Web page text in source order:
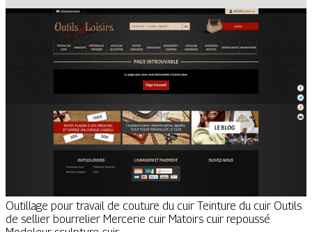
Outillage pour travail de couture du cuir Teinture du cuir Outils
de sellier bourrelier Mercerie cuir Matoirs cuir repoussé